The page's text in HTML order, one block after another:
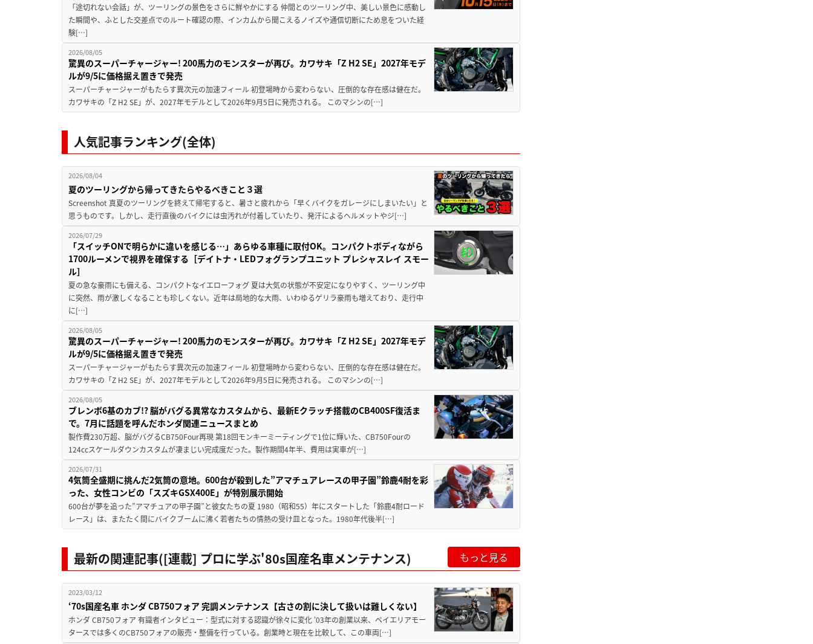
「途切れない会話」が、ツーリングの景色をさらに鮮やかにする 仲間とのツーリング中、美しい景色に感動し
た瞬間や、ふとした交差点でのルート確認の際、インカムから聞こえるノイズや通信切断にため息をついた経
験[…]
2026/08/05
驚異のスーパーチャージャー! 200馬力のモンスターが再び。カワサキ「Z H2 SE」2027年モデ
ルが9/5に価格据え置きで発売
スーパーチャージャーがもたらす異次元の加速フィール 初登場時から変わらない、圧倒的な存在感は健在だ。
カワサキの「Z H2 SE」が、2027年モデルとして2026年9月5日に発売される。 このマシンの[…]
人気記事ランキング(全体)
2026/08/04
夏のツーリングから帰ってきたらやるべきこと３選
Screenshot 真夏のツーリングを終えて帰宅すると、暑さと疲れから「早くバイクをガレージにしまいたい」と
思うものです。しかし、走行直後のバイクには虫汚れが付着していたり、発汗によるヘルメットやジ[…]
2026/07/29
「スイッチONで明らかに違いを感じる…」あらゆる車種に取付OK。コンパクトボディながら
1700ルーメンで視界を確保する［デイトナ・LEDフォグランプユニット プレシャスレイ スモー
ル］
夏の急な豪雨にも備える、コンパクトなイエローフォグ 夏は大気の状態が不安定になりやすく、ツーリング中
に突然、雨が激しくなることも珍しくない。近年は局地的な大雨、いわゆるゲリラ豪雨も増えており、走行中
に[…]
2026/08/05
驚異のスーパーチャージャー! 200馬力のモンスターが再び。カワサキ「Z H2 SE」2027年モデ
ルが9/5に価格据え置きで発売
スーパーチャージャーがもたらす異次元の加速フィール 初登場時から変わらない、圧倒的な存在感は健在だ。
カワサキの「Z H2 SE」が、2027年モデルとして2026年9月5日に発売される。 このマシンの[…]
2026/08/05
ブレンボ6基のカブ!? 脳がバグる異常なカスタムから、最新Eクラッチ搭載のCB400SF復活ま
で。7月に話題を呼んだホンダ関連ニュースまとめ
製作費230万超、脳がバグるCB750Four再現 第18回モンキーミーティングで1位に輝いた、CB750Fourの
124ccスケールダウンカスタムが凄まじい完成度だった。製作期間4年半、費用は実車が[…]
2026/07/31
4気筒全盛期に挑んだ2気筒の意地。600台が殺到した”アマチュアレースの甲子園”鈴鹿4耐を彩
った、女性コンビの「スズキGSX400E」が特別展示開始
600台が夢を追った”アマチュアの甲子園”と彼女たちの夏 1980（昭和55）年にスタートした「鈴鹿4耐ロード
レース」は、またたく間にバイクブームに沸く若者たちの情熱の受け皿となった。1980年代後半[…]
最新の関連記事([連載] プロに学ぶ'80s国産名車メンテナンス) もっと見る
2023/03/12
‘70s国産名車 ホンダ CB750フォア 完調メンテナンス【古さの割に決して扱いは難しくない】
ホンダ CB750フォア 有識者インタビュー：型式に対する認識が徐々に変化 '03年の創業以来、ベイエリアモー
タースでは多くのCB750フォアの販売・整備を行っている。創業時と現在を比較して、この車両[…]